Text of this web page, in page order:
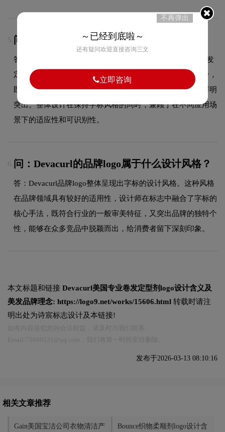
5. 问：DevacurlLOGO有什么独特之处？
答：Devacurl品牌标志的最大特色在于Devacurl美国专业卷发
定型剂的设计运用，这一视觉元素与品牌品牌属性紧密结合，
既增强了标志的视觉冲击力和记忆度，也使品牌形象更加鲜明
突出。整体设计在保持字标风格的同时，兼顾了在不同应用场
景下的适应性和可识别性。
6. 问：Devacurl的品牌logo属于什么设计风格？
答：Devacurl品牌logo整体呈现出字标的设计风格。这种风格
在品牌领域具有较好的适用性，设计师在标志中融合了字标的
核心手法，既符合行业的一般审美特征，又突出品牌的独特个
性，能够在众多竞品中脱颖而出，给消费者留下深刻印象。
本文标题和链接 Devacurl美国专业卷发定型剂logo设计含义及
美发品牌理念: https://logo9.net/works/15606.html 转载时请注
明出处为诗宸标志设计及本链接!
发布于2026-03-13 08:10:16
相关文章推荐
Gain美国宝洁公司衣物清洁产
Bounce织物柔顺剂logo设计含
不再弹出
～已经到底啦～
还有疑问欢迎直接咨询三文
立即咨询